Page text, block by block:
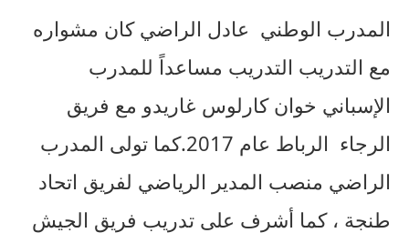
المدرب الوطني عادل الراضي كان مشواره
مع التدريب التدريب مساعداً للمدرب
الإسباني خوان كارلوس غاريدو مع فريق
الرجاء
الرباط عام 2017.كما تولى المدرب
الراضي منصب المدير الرياضي لفريق اتحاد
طنجة ، كما أشرف على تدريب فريق الجيش